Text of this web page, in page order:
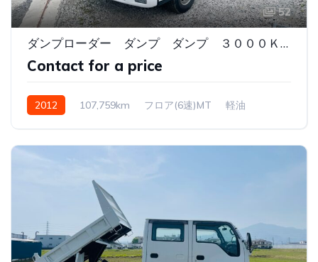
52
ダンプローダー ダンプ ダンプ ３０００ＫＧ
Contact for a price
2012 107,759km フロア(6速)MT 軽油